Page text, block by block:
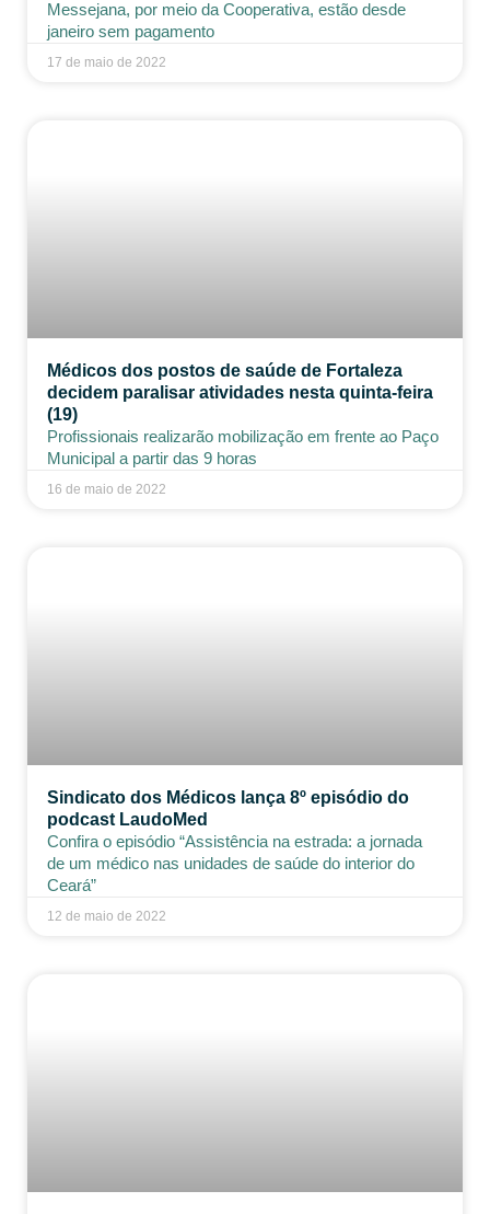
Messejana, por meio da Cooperativa, estão desde
janeiro sem pagamento
17 de maio de 2022
Médicos dos postos de saúde de Fortaleza
decidem paralisar atividades nesta quinta-feira
(19)
Profissionais realizarão mobilização em frente ao Paço
Municipal a partir das 9 horas
16 de maio de 2022
Sindicato dos Médicos lança 8º episódio do
podcast LaudoMed
Confira o episódio “Assistência na estrada: a jornada
de um médico nas unidades de saúde do interior do
Ceará”
12 de maio de 2022